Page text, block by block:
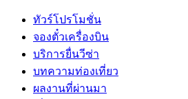
ทัวร์โปรโมชั่น
จองตั๋วเครื่องบิน
บริการยื่นวีซ่า
บทความท่องเที่ยว
ผลงานที่ผ่านมา